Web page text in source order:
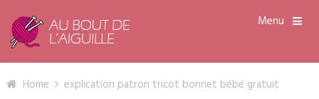
Menu
Home explication patron tricot bonnet bébé gratuit